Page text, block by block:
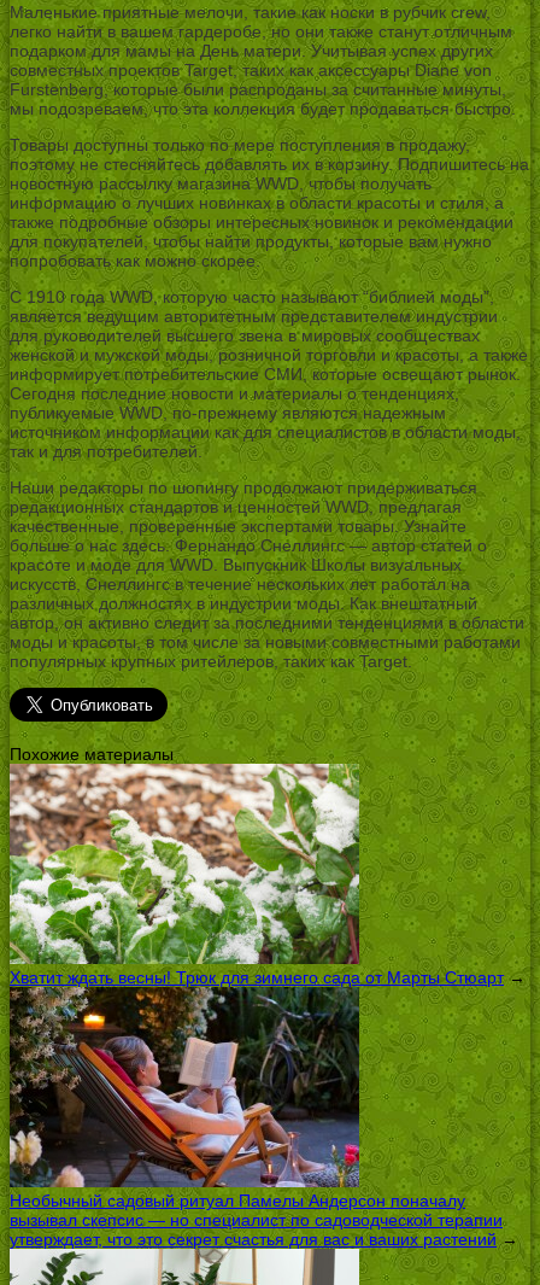
Маленькие приятные мелочи, такие как носки в рубчик crew,
легко найти в вашем гардеробе, но они также станут отличным
подарком для мамы на День матери. Учитывая успех других
совместных проектов Target, таких как аксессуары Diane von
Furstenberg, которые были распроданы за считанные минуты,
мы подозреваем, что эта коллекция будет продаваться быстро.
Товары доступны только по мере поступления в продажу,
поэтому не стесняйтесь добавлять их в корзину. Подпишитесь на
новостную рассылку магазина WWD, чтобы получать
информацию о лучших новинках в области красоты и стиля, а
также подробные обзоры интересных новинок и рекомендации
для покупателей, чтобы найти продукты, которые вам нужно
попробовать как можно скорее.
С 1910 года WWD, которую часто называют “библией моды”,
является ведущим авторитетным представителем индустрии
для руководителей высшего звена в мировых сообществах
женской и мужской моды, розничной торговли и красоты, а также
информирует потребительские СМИ, которые освещают рынок.
Сегодня последние новости и материалы о тенденциях,
публикуемые WWD, по-прежнему являются надежным
источником информации как для специалистов в области моды,
так и для потребителей.
Наши редакторы по шопингу продолжают придерживаться
редакционных стандартов и ценностей WWD, предлагая
качественные, проверенные экспертами товары. Узнайте
больше о нас здесь. Фернандо Снеллингс — автор статей о
красоте и моде для WWD. Выпускник Школы визуальных
искусств, Снеллингс в течение нескольких лет работал на
различных должностях в индустрии моды. Как внештатный
автор, он активно следит за последними тенденциями в области
моды и красоты, в том числе за новыми совместными работами
популярных крупных ритейлеров, таких как Target.
Похожие материалы
Хватит ждать весны! Трюк для зимнего сада от Марты Стюарт→
Необычный садовый ритуал Памелы Андерсон поначалу
вызывал скепсис — но специалист по садоводческой терапии
утверждает, что это секрет счастья для вас и ваших растений→